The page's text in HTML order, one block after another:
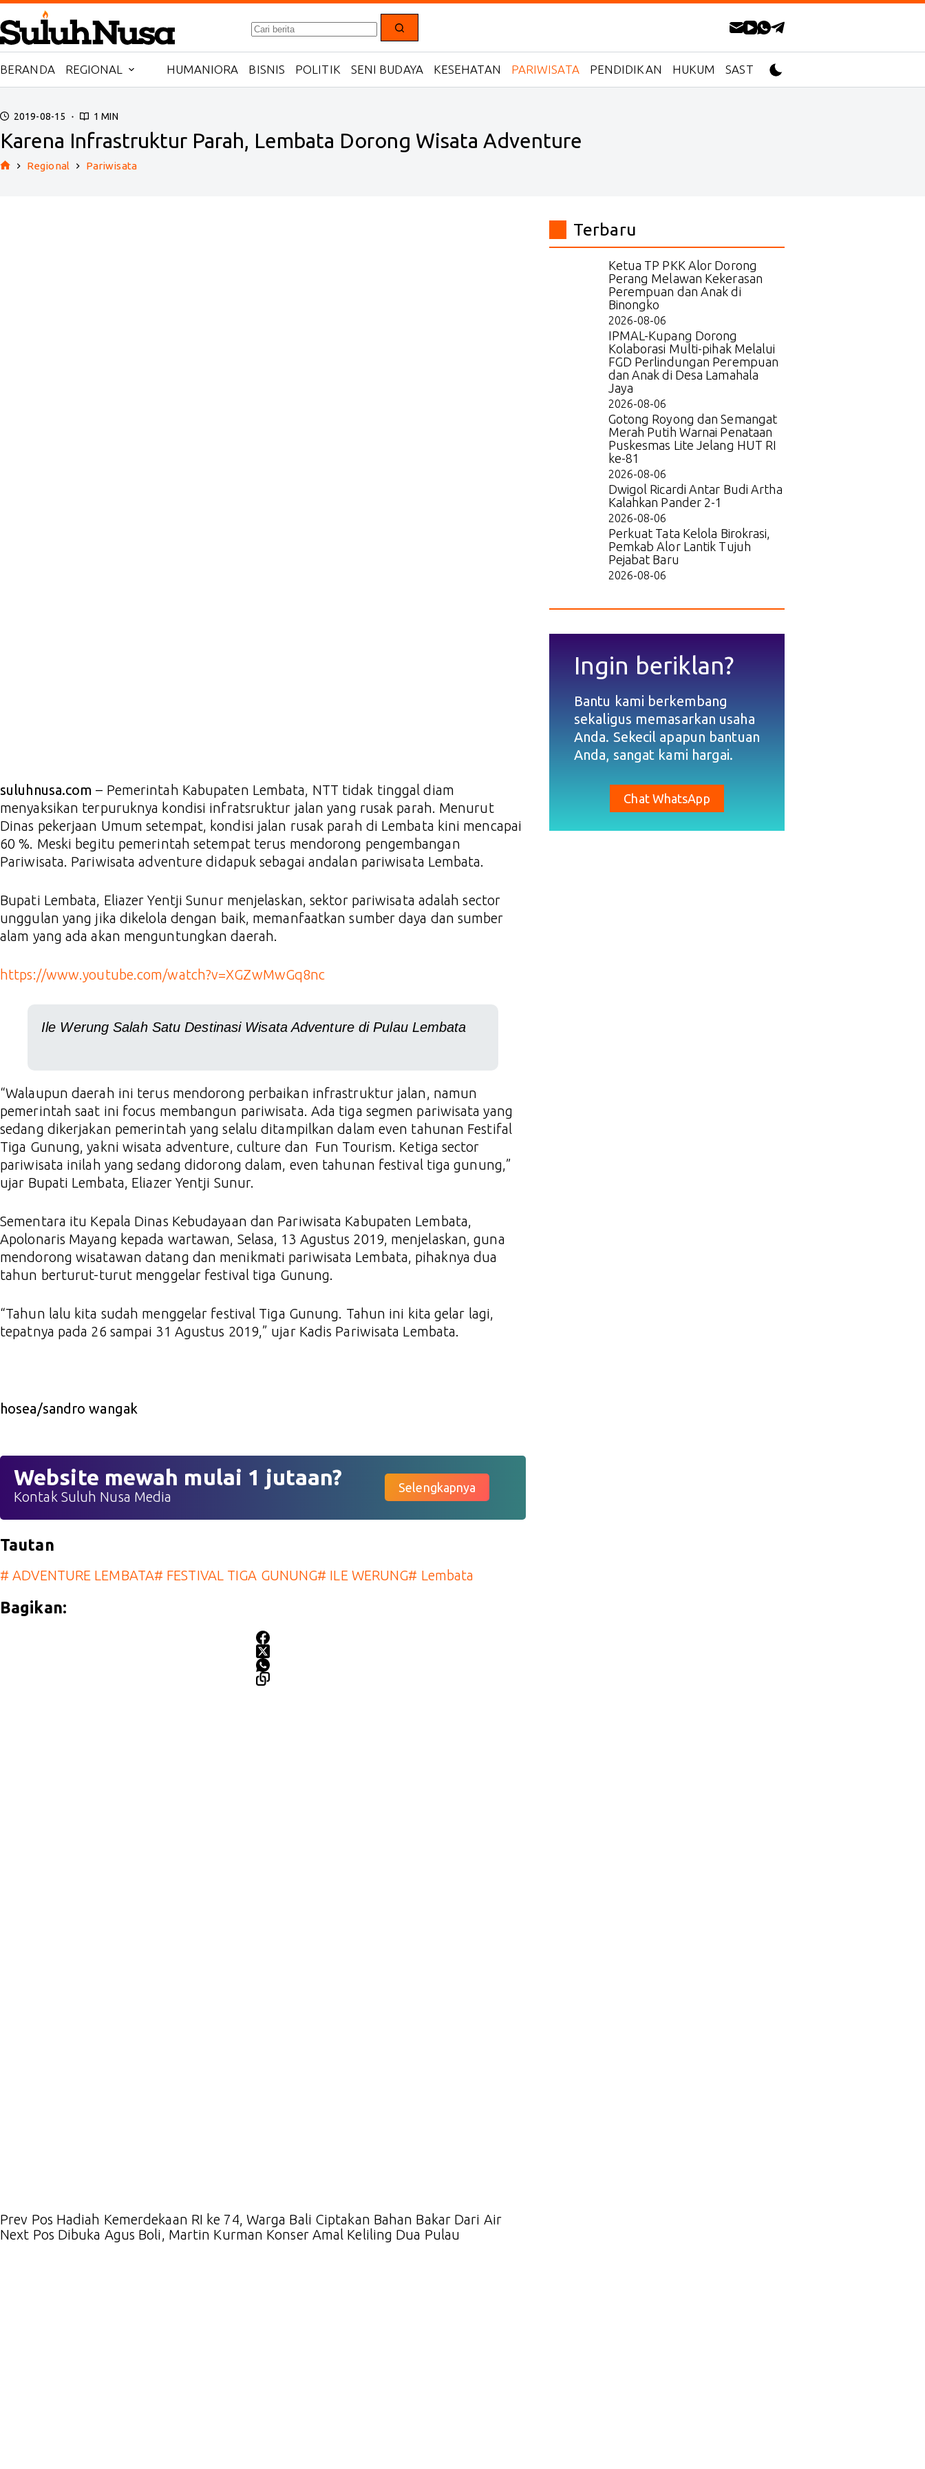
Skip
to
content
No
results
BERANDA REGIONAL HUMANIORA BISNIS POLITIK SENI BUDAYA KESEHATAN PARIWISATA PENDIDIKAN HUKUM SASTRA
2019-08-15 1 MIN
Karena Infrastruktur Parah, Lembata Dorong Wisata Adventure
Regional Pariwisata
suluhnusa.com – Pemerintah Kabupaten Lembata, NTT tidak tinggal diam
menyaksikan terpuruknya kondisi infratsruktur jalan yang rusak parah. Menurut
Dinas pekerjaan Umum setempat, kondisi jalan rusak parah di Lembata kini mencapai
60 %. Meski begitu pemerintah setempat terus mendorong pengembangan
Pariwisata. Pariwisata adventure didapuk sebagai andalan pariwisata Lembata.
Bupati Lembata, Eliazer Yentji Sunur menjelaskan, sektor pariwisata adalah sector
unggulan yang jika dikelola dengan baik, memanfaatkan sumber daya dan sumber
alam yang ada akan menguntungkan daerah.
https://www.youtube.com/watch?v=XGZwMwGq8nc
Ile Werung Salah Satu Destinasi Wisata Adventure di Pulau Lembata
“Walaupun daerah ini terus mendorong perbaikan infrastruktur jalan, namun
pemerintah saat ini focus membangun pariwisata. Ada tiga segmen pariwisata yang
sedang dikerjakan pemerintah yang selalu ditampilkan dalam even tahunan Festifal
Tiga Gunung, yakni wisata adventure, culture dan Fun Tourism. Ketiga sector
pariwisata inilah yang sedang didorong dalam, even tahunan festival tiga gunung,”
ujar Bupati Lembata, Eliazer Yentji Sunur.
Sementara itu Kepala Dinas Kebudayaan dan Pariwisata Kabupaten Lembata,
Apolonaris Mayang kepada wartawan, Selasa, 13 Agustus 2019, menjelaskan, guna
mendorong wisatawan datang dan menikmati pariwisata Lembata, pihaknya dua
tahun berturut-turut menggelar festival tiga Gunung.
“Tahun lalu kita sudah menggelar festival Tiga Gunung. Tahun ini kita gelar lagi,
tepatnya pada 26 sampai 31 Agustus 2019,” ujar Kadis Pariwisata Lembata.
hosea/sandro wangak
Website mewah mulai 1 jutaan?
Kontak Suluh Nusa Media
Selengkapnya
Tautan
# ADVENTURE LEMBATA# FESTIVAL TIGA GUNUNG# ILE WERUNG# Lembata
Bagikan:
Prev Pos Hadiah Kemerdekaan RI ke 74, Warga Bali Ciptakan Bahan Bakar Dari Air
Next Pos Dibuka Agus Boli, Martin Kurman Konser Amal Keliling Dua Pulau
Terbaru
Ketua TP PKK Alor Dorong
Perang Melawan Kekerasan
Perempuan dan Anak di
Binongko
2026-08-06
IPMAL-Kupang Dorong
Kolaborasi Multi-pihak Melalui
FGD Perlindungan Perempuan
dan Anak di Desa Lamahala
Jaya
2026-08-06
Gotong Royong dan Semangat
Merah Putih Warnai Penataan
Puskesmas Lite Jelang HUT RI
ke-81
2026-08-06
Dwigol Ricardi Antar Budi Artha
Kalahkan Pander 2-1
2026-08-06
Perkuat Tata Kelola Birokrasi,
Pemkab Alor Lantik Tujuh
Pejabat Baru
2026-08-06
Ingin beriklan?
Bantu kami berkembang
sekaligus memasarkan usaha
Anda. Sekecil apapun bantuan
Anda, sangat kami hargai.
Chat WhatsApp